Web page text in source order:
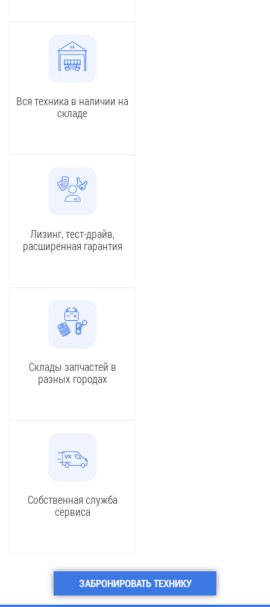
Вся техника в наличии на
складе
Лизинг, тест-драйв,
расширенная гарантия
Склады запчастей в
разных городах
Собственная служба
сервиса
ЗАБРОНИРОВАТЬ ТЕХНИКУ